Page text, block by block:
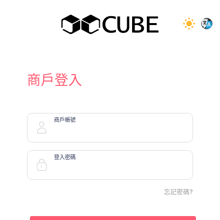
商戶登入
商戶帳號
登入密碼
忘記密碼?